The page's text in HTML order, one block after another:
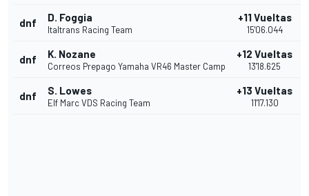
dnf D. Foggia
Italtrans Racing Team
+11 Vueltas
15'06.044
dnf K. Nozane
Correos Prepago Yamaha VR46 Master Camp
+12 Vueltas
13'18.625
dnf S. Lowes
Elf Marc VDS Racing Team
+13 Vueltas
11'17.130